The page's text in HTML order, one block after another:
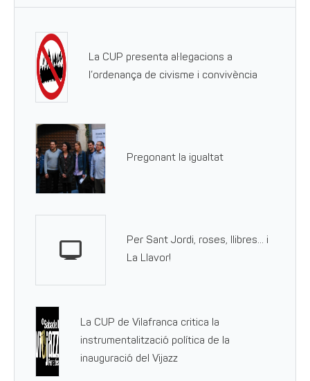
La CUP presenta al·legacions a
l’ordenança de civisme i convivència
Pregonant la igualtat
Per Sant Jordi, roses, llibres… i
La Llavor!
La CUP de Vilafranca critica la
instrumentalització política de la
inauguració del Vijazz